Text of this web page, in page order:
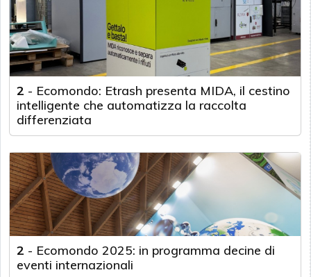
2 - Ecomondo: Etrash presenta MIDA, il cestino
intelligente che automatizza la raccolta
differenziata
2 - Ecomondo 2025: in programma decine di
eventi internazionali